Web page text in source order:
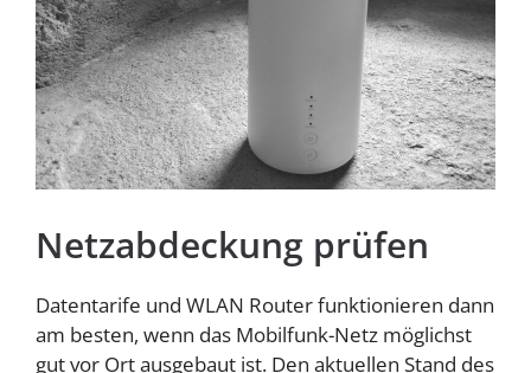
Netzabdeckung prüfen
Datentarife und WLAN Router funktionieren dann
am besten, wenn das Mobilfunk-Netz möglichst
gut vor Ort ausgebaut ist. Den aktuellen Stand des